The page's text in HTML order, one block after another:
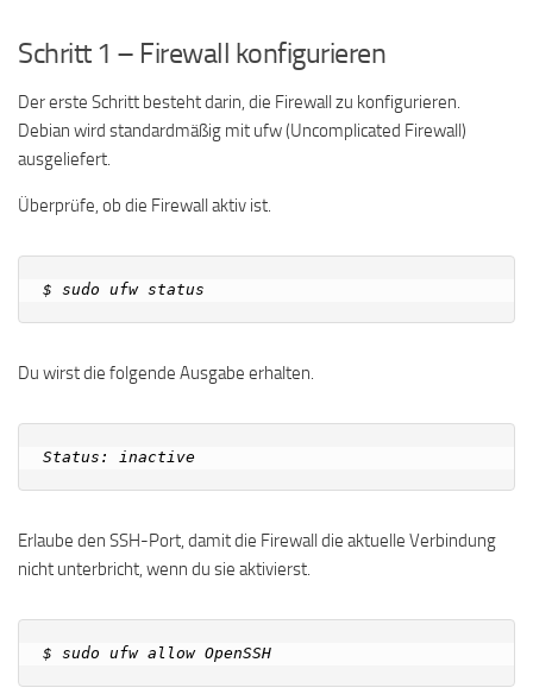
Schritt 1 – Firewall konfigurieren
Der erste Schritt besteht darin, die Firewall zu konfigurieren.
Debian wird standardmäßig mit ufw (Uncomplicated Firewall)
ausgeliefert.
Überprüfe, ob die Firewall aktiv ist.
Du wirst die folgende Ausgabe erhalten.
Erlaube den SSH-Port, damit die Firewall die aktuelle Verbindung
nicht unterbricht, wenn du sie aktivierst.